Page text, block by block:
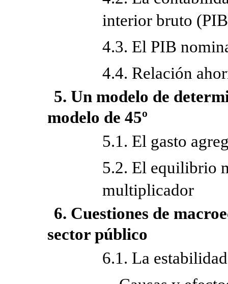
interior bruto
4.3. El PIB
4.4. Relación
5. Un modelo de
modelo de 45º
5.1. El gasto
5.2. El equilibrio
multiplicador
6. Cuestiones de
sector público
6.1. La